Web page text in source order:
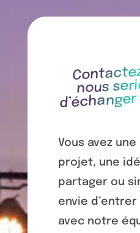
nous
Vous avez
projet, une
partager ou
envie
avec notre